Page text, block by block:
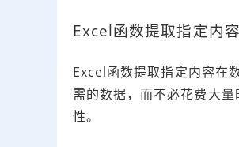
Excel函数提取指定内
Excel函数提取指定内容在
需的数据，而不必花费大
性。